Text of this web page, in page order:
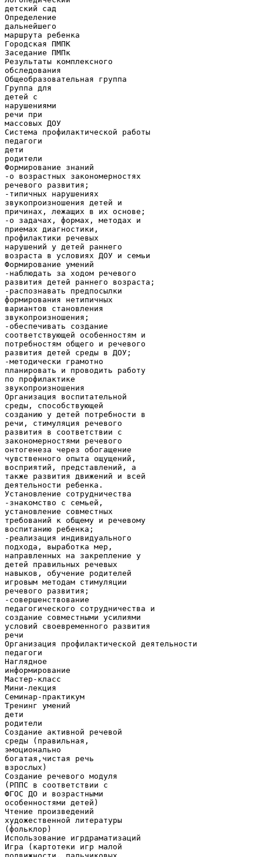
детский сад
Определение
дальнейшего
маршрута ребенка
Городская ПМПК
Заседание ПМПк
Результаты комплексного
обследования
Общеобразовательная группа
Группа для
детей с
нарушениями
речи при
массовых ДОУ
Система профилактической работы
педагоги
дети
родители
Формирование знаний
-о возрастных закономерностях
речевого развития;
-типичных нарушениях
звукопроизношения детей и
причинах, лежащих в их основе;
-о задачах, формах, методах и
приемах диагностики,
профилактики речевых
нарушений у детей раннего
возраста в условиях ДОУ и семьи
Формирование умений
-наблюдать за ходом речевого
развития детей раннего возраста;
-распознавать предпосылки
формирования нетипичных
вариантов становления
звукопроизношения;
-обеспечивать создание
соответствующей особенностям и
потребностям общего и речевого
развития детей среды в ДОУ;
-методически грамотно
планировать и проводить работу
по профилактике
звукопроизношения
Организация воспитательной
среды, способствующей
созданию у детей потребности в
речи, стимуляция речевого
развития в соответствии с
закономерностями речевого
онтогенеза через обогащение
чувственного опыта ощущений,
восприятий, представлений, а
также развития движений и всей
деятельности ребенка.
Установление сотрудничества
-знакомство с семьей,
установление совместных
требований к общему и речевому
воспитанию ребенка;
-реализация индивидуального
подхода, выработка мер,
направленных на закрепление у
детей правильных речевых
навыков, обучение родителей
игровым методам стимуляции
речевого развития;
-совершенствование
педагогического сотрудничества и
создание совместными усилиями
условий своевременного развития
речи
Организация профилактической деятельности
педагоги
Наглядное
информирование
Мастер-класс
Мини-лекция
Семинар-практикум
Тренинг умений
дети
родители
Создание активной речевой
среды (правильная,
эмоционально
богатая,чистая речь
взрослых)
Создание речевого модуля
(РППС в соответствии с
ФГОС ДО и возрастными
особенностями детей)
Чтение произведений
художественной литературы
(фольклор)
Использование игрдраматизаций
Игра (картотеки игр малой